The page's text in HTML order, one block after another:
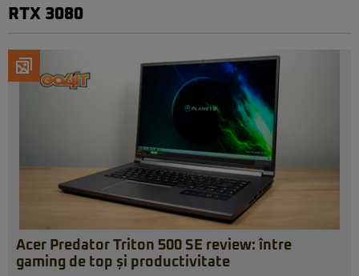
RTX 3080
Acer Predator Triton 500 SE review: între
gaming de top și productivitate